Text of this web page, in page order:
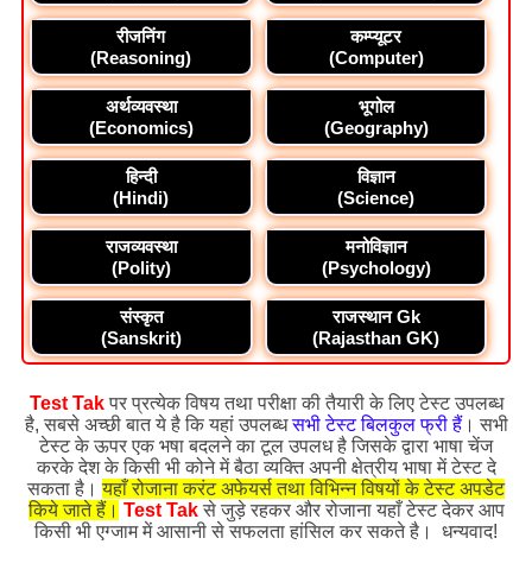
रीजनिंग
(Reasoning)
कम्प्यूटर
(Computer)
अर्थव्यवस्था
(Economics)
भूगोल
(Geography)
हिन्दी
(Hindi)
विज्ञान
(Science)
राजव्यवस्था
(Polity)
मनोविज्ञान
(Psychology)
संस्कृत
(Sanskrit)
राजस्थान Gk
(Rajasthan GK)
Test Takपर प्रत्येक विषय तथा परीक्षा की तैयारी के लिए टेस्ट उपलब्ध
है, सबसे अच्छी बात ये है कि यहां उपलब्धसभी टेस्ट बिलकुल फ्री हैं। सभी
टेस्ट के ऊपर एक भषा बदलने का टूल उपलध है जिसके द्वारा भाषा चेंज
करके देश के किसी भी कोने में बैठा व्यक्ति अपनी क्षेत्रीय भाषा में टेस्ट दे
सकता है।यहाँ रोजाना करंट अफेयर्स तथा विभिन्न विषयों के टेस्ट अपडेट
किये जाते हैं। Test Takसे जुड़े रहकर और रोजाना यहाँ टेस्ट देकर आप
किसी भी एग्जाम में आसानी से सफलता हांसिल कर सकते है। धन्यवाद!